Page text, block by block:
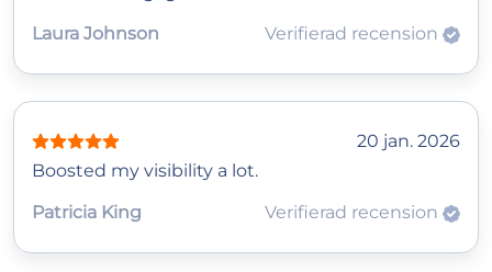
Laura Johnson
Verifierad recension
20 jan. 2026
Boosted my visibility a lot.
Patricia King
Verifierad recension